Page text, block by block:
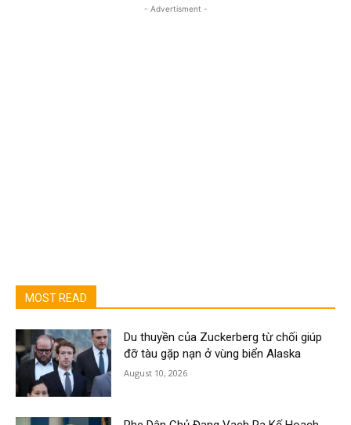
- Advertisment -
MOST READ
Du thuyền của Zuckerberg từ chối giúp
đỡ tàu gặp nạn ở vùng biển Alaska
August 10, 2026